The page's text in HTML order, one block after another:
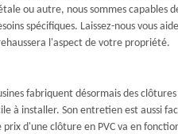
ou autre, nous sommes capables
spécifiques. Laissez-nous vous
l'aspect de votre propriété.
fabriquent désormais des clôtures
à installer. Son entretien est aussi
d'une clôture en PVC va en